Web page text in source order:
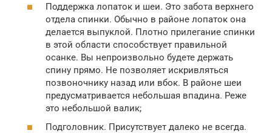
Поддержка лопаток и шеи. Это забота верхнего
отдела спинки. Обычно в районе лопаток она
делается выпуклой. Плотно прилегание спинки
в этой области способствует правильной
осанке. Вы непроизвольно будете держать
спину прямо. Не позволяет искривляться
позвоночнику назад или вбок. В районе шеи
предусматривается небольшая впадина. Реже
это небольшой валик;
Подголовник. Присутствует далеко не всегда.